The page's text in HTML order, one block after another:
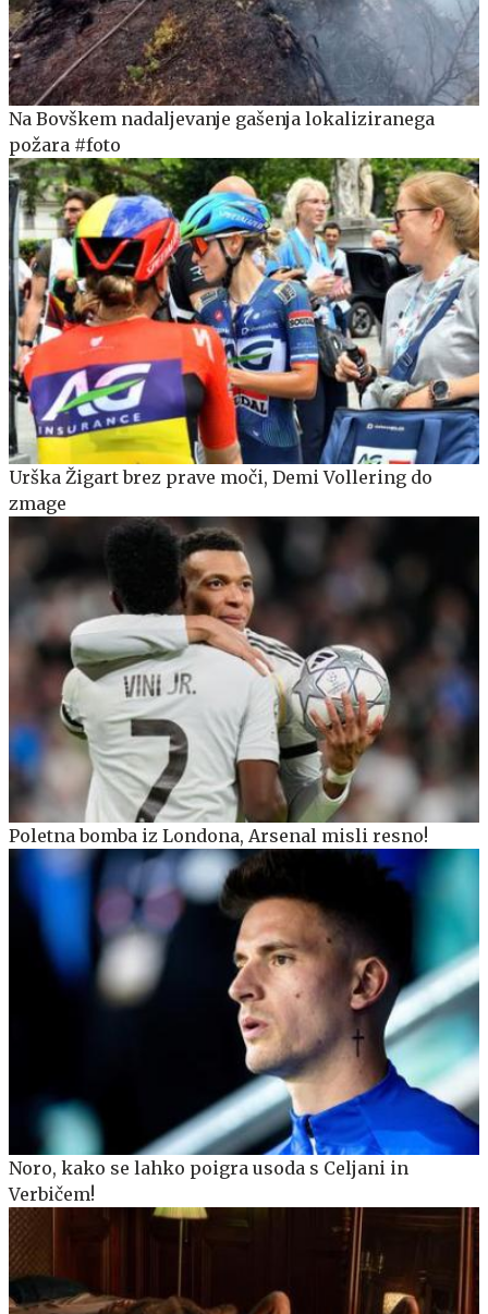
Na Bovškem nadaljevanje gašenja lokaliziranega
požara #foto
Urška Žigart brez prave moči, Demi Vollering do
zmage
Poletna bomba iz Londona, Arsenal misli resno!
Noro, kako se lahko poigra usoda s Celjani in
Verbičem!